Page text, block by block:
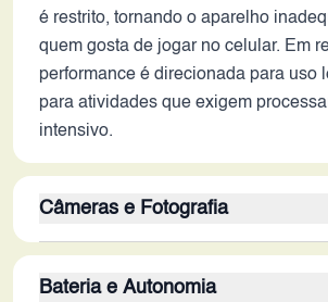
é restrito, tornando o aparelho
quem gosta de jogar no celular. Em
performance é direcionada para uso
para atividades que exigem
intensivo.
Câmeras e Fotografia
e 2MP sugere que a qualidade de
Bateria e Autonomia